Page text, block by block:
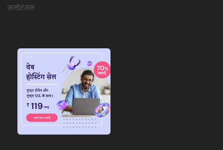
मनोरंजन